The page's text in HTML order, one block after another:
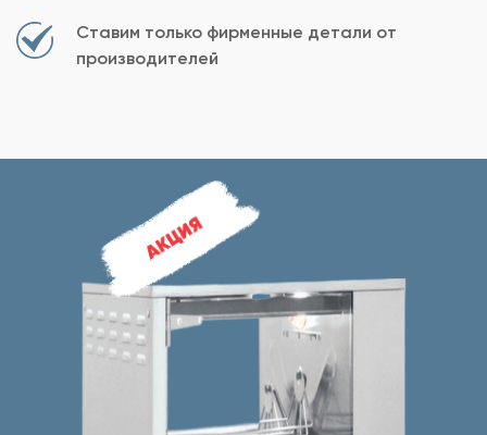
Ставим только фирменные детали от
производителей